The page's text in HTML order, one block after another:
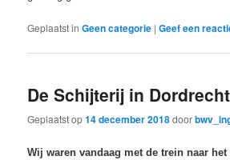
Geplaatst in Geen categorie |Geef een
De Schijterij in
Geplaatst op14 december 2018door
Wij waren vandaag met de trein naar